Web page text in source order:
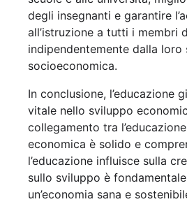
degli insegnanti e garantire
all’istruzione a tutti i membri
indipendentemente dalla loro
socioeconomica.
In conclusione, l’educazione
vitale nello sviluppo
collegamento tra
economica è solido e
l’educazione influisce sulla
sullo sviluppo è
un’economia sana e